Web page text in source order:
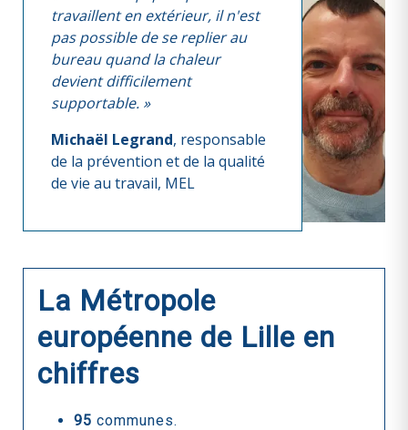
travaillent en extérieur, il n'est
pas possible de se replier au
bureau quand la chaleur
devient difficilement
supportable. »
Michaël Legrand, responsable
de la prévention et de la qualité
de vie au travail, MEL
La Métropole
européenne de Lille en
chiffres
95 communes.